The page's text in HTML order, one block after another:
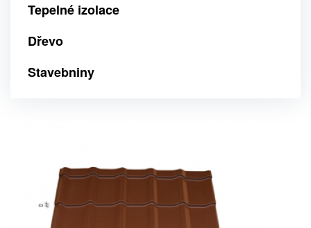
Tepelné izolace
Dřevo
Stavebniny